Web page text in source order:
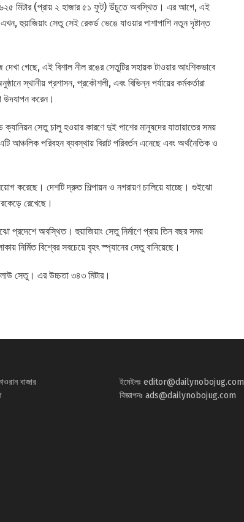
মিটার (প্রায় ২ হাজার ৫১ ফুট) উঁচুতে অবস্থিত। এর আগে, এই
হুয়াজিয়াং সেতু সেই রেকর্ড ভেঙে যাওয়ার পাশাপাশি নতুন দৃষ্টান্ত
দেখা গেছে, এই বিশাল নীল রঙের সেতুটির সহায়ক টাওয়ার আংশিকভাবে
স্থানীয় প্রশাসন, প্রকৌশলী, এবং বিভিন্ন পর্যায়ের কর্মকর্তারা
উদযাপন করেন।
ক্যানিয়ন সেতু চালু হওয়ার কারণে দুই পাশের মানুষদের যাতায়াতের সময়
আঞ্চলিক পরিবহন ব্যবস্থায় বিরাট পরিবর্তন এনেছে এবং অর্থনৈতিক ও
করেছে। দেশটি দ্রুত শিল্পায়ন ও নগরায়ণ চালিয়ে যাচ্ছে। গুইঝো
রেখেছে।
প্রদেশে অবস্থিত। হুয়াজিয়াং সেতু নির্মাণে প্রায় তিন বছর সময়
নির্মিত বিশ্বের সবচেয়ে বৃহৎ স্প্যানের সেতু বানিয়েছে।
সেতু। এর উচ্চতা ৩৪৩ মিটার।
বাজার
ইমেইলঃ editor@dailynobojug.com
বিজ্ঞাপনঃ ads@dailynobojug.com